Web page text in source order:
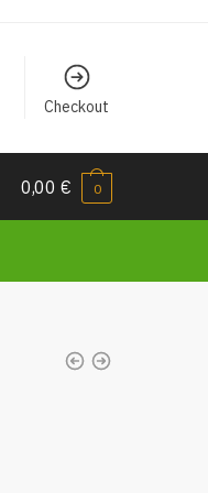
Checkout
0,00€ 0